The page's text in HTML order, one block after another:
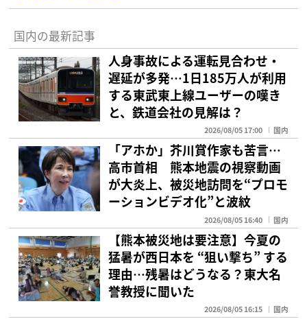
国内の最新記事
人身事故による運転見合わせ・
遅延が多発…1日185万人が利用
する東武東上線ユーザーの嘆き
と、鉄道会社の見解は？
2026/08/05 17:00 国内
「アホか」芥川賞作家も苦言…
高市首相 熊本地震の視察動画
が大炎上、被災地訪問を“プロモ
ーションビデオ化”と波紋
2026/08/05 16:40 国内
【熊本被災地は要注意】今夏の
猛暑が西日本を “狙い撃ち” する
理由…残暑はどうなる？東大名
誉教授に聞いた
2026/08/05 16:15 国内